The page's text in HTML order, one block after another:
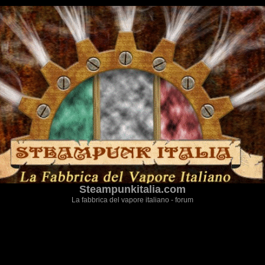
Steampunkitalia.com
La fabbrica del vapore italiano - forum